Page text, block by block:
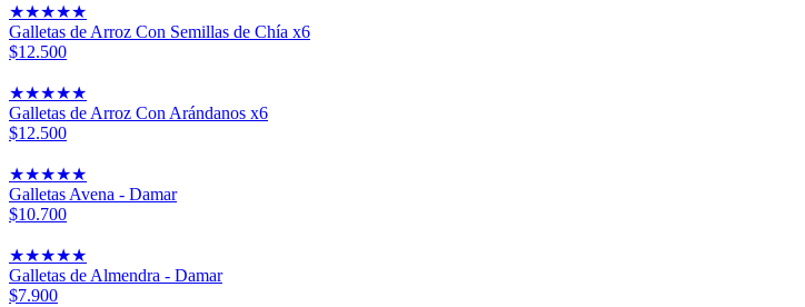
★★★★★
Galletas de Arroz Con Semillas de Chía x6
$12.500
★★★★★
Galletas de Arroz Con Arándanos x6
$12.500
★★★★★
Galletas Avena - Damar
$10.700
★★★★★
Galletas de Almendra - Damar
$7.900